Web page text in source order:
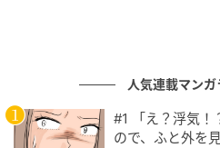
人気連載マン
#1 「え？浮気！
ので、ふと外を